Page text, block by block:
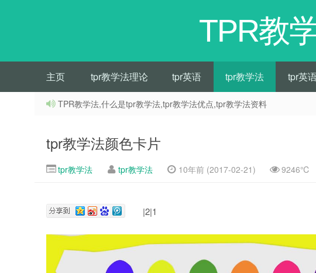
TPR教
主页 tpr教学法理论 tpr英语 tpr教学法 tpr英
TPR教学法,什么是tpr教学法,tpr教学法优点,tpr教学法资料
tpr教学法颜色卡片
tpr教学法 tpr教学法 10年前 (2017-02-21) 9246℃
|2|1